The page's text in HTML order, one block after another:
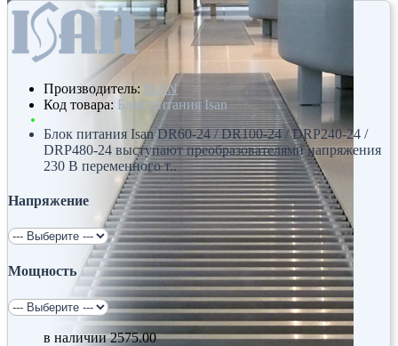
Производитель: ISAN
Код товара: Блок питания Isan
Блок питания Isan DR60-24 / DR100-24 / DRP240-24 /
DRP480-24 выступают преобразователями напряжения
230 В переменного т..
Напряжение
Мощность
в наличии2575.00